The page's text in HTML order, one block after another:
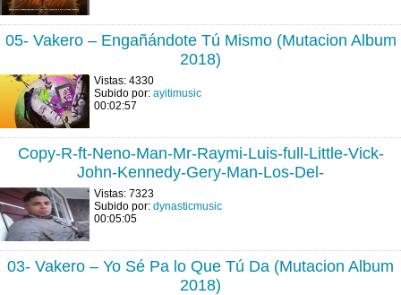
05- Vakero – Engañándote Tú Mismo (Mutacion Album
2018)
Vistas: 4330
Subido por: ayitimusic
00:02:57
Copy-R-ft-Neno-Man-Mr-Raymi-Luis-full-Little-Vick-
John-Kennedy-Gery-Man-Los-Del-
Vistas: 7323
Subido por: dynasticmusic
00:05:05
03- Vakero – Yo Sé Pa lo Que Tú Da (Mutacion Album
2018)